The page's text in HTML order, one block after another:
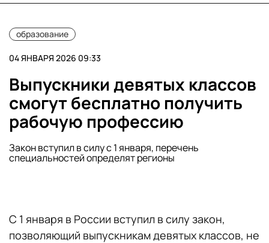
образование
04 ЯНВАРЯ 2026 09:33
Выпускники девятых классов
смогут бесплатно получить
рабочую профессию
Закон вступил в силу с 1 января, перечень
специальностей определят регионы
С 1 января в России вступил в силу закон,
позволяющий выпускникам девятых классов, не